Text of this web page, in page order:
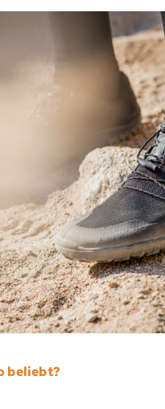
beliebt?